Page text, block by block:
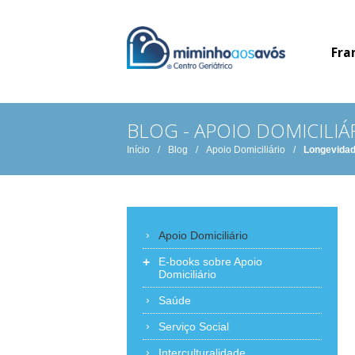
BLOG - APOIO
Início / Blog / Apoio Domiciliário /
Apoio Domiciliário
+
E-books sobre Apoio
Domiciliário
Saúde
Serviço Social